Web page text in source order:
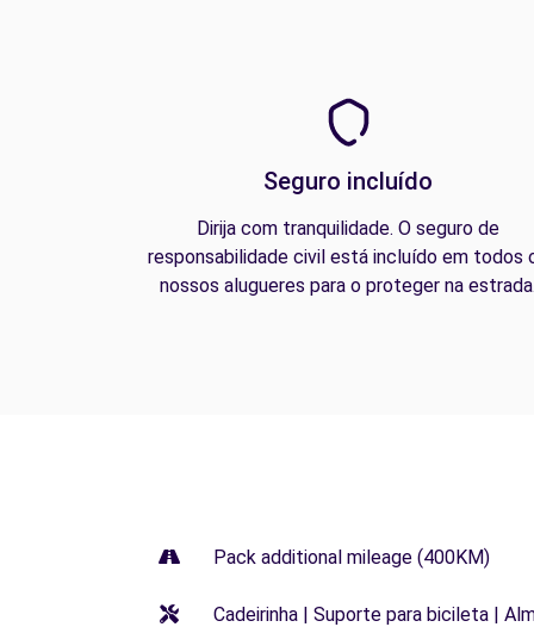
Seguro incluído
Dirija com tranquilidade. O seguro de
responsabilidade civil está incluído em todos
nossos alugueres para o proteger na
Pack additional mileage (400KM)
Cadeirinha | Suporte para bicileta |